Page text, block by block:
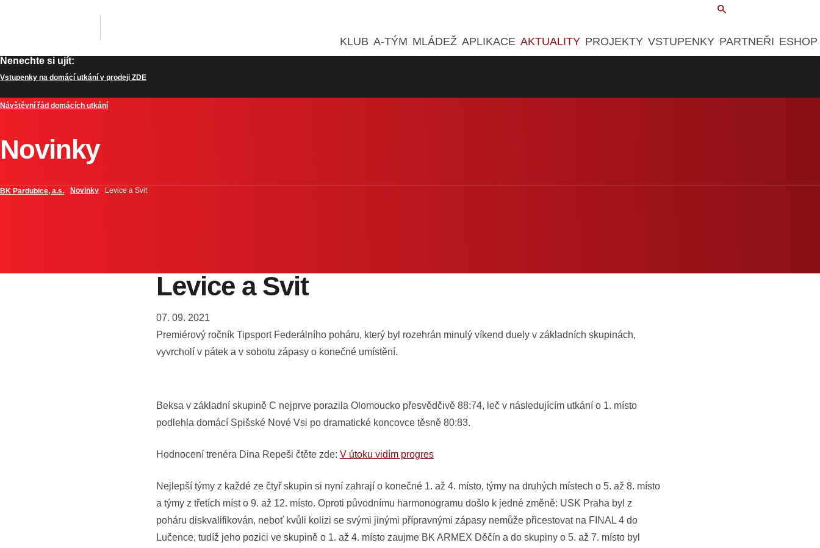
KLUB A-TÝM MLÁDEŽ APLIKACE AKTUALITY PROJEKTY VSTUPENKY PARTNEŘI ESHOP
Nenechte si ujít:
Vstupenky na domácí utkání v prodeji ZDE
Návštěvní řád domácích utkání
Novinky
BK Pardubice, a.s. Novinky Levice a Svit
Levice a Svit
07. 09. 2021
Premiérový ročník Tipsport Federálního poháru, který byl rozehrán minulý víkend duely v základních skupinách,
vyvrcholí v pátek a v sobotu zápasy o konečné umístění.
Beksa v základní skupině C nejprve porazila Olomoucko přesvědčivě 88:74, leč v následujícím utkání o 1. místo
podlehla domácí Spišské Nové Vsi po dramatické koncovce těsně 80:83.
Hodnocení trenéra Dina Repeši čtěte zde: V útoku vidím progres
Nejlepší týmy z každé ze čtyř skupin si nyní zahrají o konečné 1. až 4. místo, týmy na druhých místech o 5. až 8. místo
a týmy z třetích míst o 9. až 12. místo. Oproti původnímu harmonogramu došlo k jedné změně: USK Praha byl z
poháru diskvalifikován, neboť kvůli kolizi se svými jinými přípravnými zápasy nemůže přicestovat na FINAL 4 do
Lučence, tudíž jeho pozici ve skupině o 1. až 4. místo zaujme BK ARMEX Děčín a do skupiny o 5. až 7. místo byl